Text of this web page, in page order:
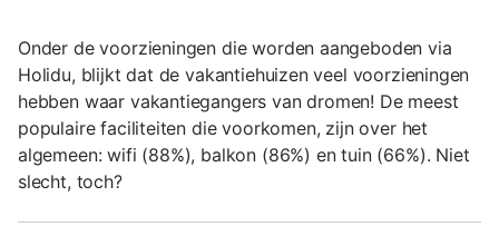
Onder de voorzieningen die worden aangeboden via
Holidu, blijkt dat de vakantiehuizen veel voorzieningen
hebben waar vakantiegangers van dromen! De meest
populaire faciliteiten die voorkomen, zijn over het
algemeen: wifi (88%), balkon (86%) en tuin (66%). Niet
slecht, toch?